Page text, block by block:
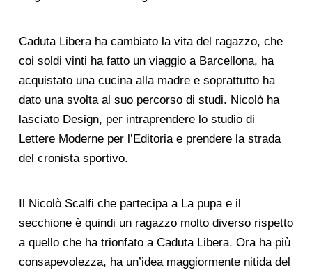
Caduta Libera ha cambiato la vita del ragazzo, che
coi soldi vinti ha fatto un viaggio a Barcellona, ha
acquistato una cucina alla madre e soprattutto ha
dato una svolta al suo percorso di studi. Nicolò ha
lasciato Design, per intraprendere lo studio di
Lettere Moderne per l’Editoria e prendere la strada
del cronista sportivo.
Il Nicolò Scalfi che partecipa a La pupa e il
secchione è quindi un ragazzo molto diverso rispetto
a quello che ha trionfato a Caduta Libera. Ora ha più
consapevolezza, ha un’idea maggiormente nitida del